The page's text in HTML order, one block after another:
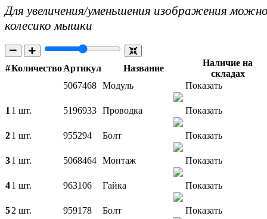
Для увеличения/уменьшения изображения
колесико мышки
#КоличествоАртикул Название
Наличие на
складах
5067468 Модуль Показать
11 шт. 5196933 Проводка Показать
21 шт. 955294 Болт Показать
31 шт. 5068464 Монтаж Показать
41 шт. 963106 Гайка Показать
52 шт. 959178 Болт Показать